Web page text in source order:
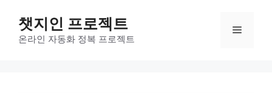
챗지인 프로젝트
온라인 자동화 정복 프로젝트
메